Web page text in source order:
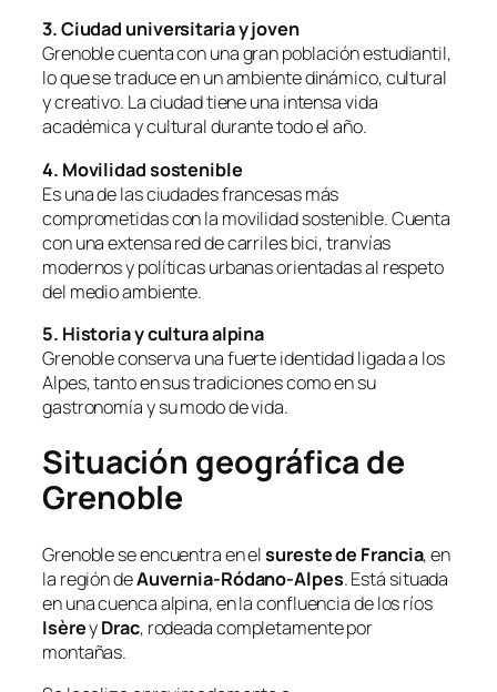
3. Ciudad universitaria y joven
Grenoble cuenta con una gran población estudiantil,
lo que se traduce en un ambiente dinámico, cultural
y creativo. La ciudad tiene una intensa vida
académica y cultural durante todo el año.
4. Movilidad sostenible
Es una de las ciudades francesas más
comprometidas con la movilidad sostenible. Cuenta
con una extensa red de carriles bici, tranvías
modernos y políticas urbanas orientadas al respeto
del medio ambiente.
5. Historia y cultura alpina
Grenoble conserva una fuerte identidad ligada a los
Alpes, tanto en sus tradiciones como en su
gastronomía y su modo de vida.
Situación geográfica de
Grenoble
Grenoble se encuentra en elsureste de Francia, en
la región deAuvernia-Ródano-Alpes. Está situada
en una cuenca alpina, en la confluencia de los ríos
IsèreyDrac, rodeada completamente por
montañas.